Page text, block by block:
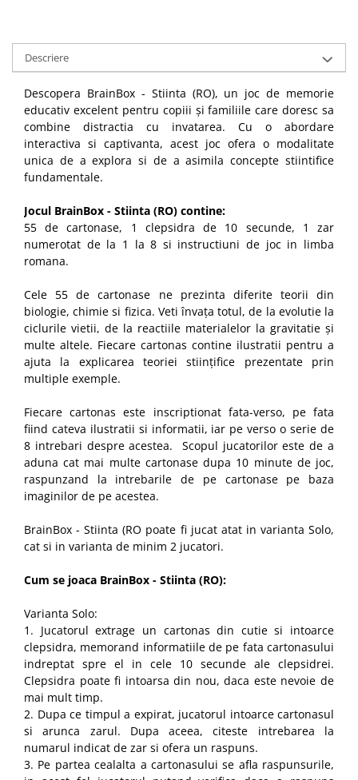
Descriere
Descopera BrainBox - Stiinta (RO), un joc de memorie
educativ excelent pentru copiii și familiile care doresc sa
combine distractia cu invatarea. Cu o abordare
interactiva si captivanta, acest joc ofera o modalitate
unica de a explora si de a asimila concepte stiintifice
fundamentale.
Jocul BrainBox - Stiinta (RO) contine:
55 de cartonase, 1 clepsidra de 10 secunde, 1 zar
numerotat de la 1 la 8 si instructiuni de joc in limba
romana.
Cele 55 de cartonase ne prezinta diferite teorii din
biologie, chimie si fizica. Veti învața totul, de la evolutie la
ciclurile vietii, de la reactiile materialelor la gravitatie și
multe altele. Fiecare cartonas contine ilustratii pentru a
ajuta la explicarea teoriei stiințifice prezentate prin
multiple exemple.
Fiecare cartonas este inscriptionat fata-verso, pe fata
fiind cateva ilustratii si informatii, iar pe verso o serie de
8 intrebari despre acestea. Scopul jucatorilor este de a
aduna cat mai multe cartonase dupa 10 minute de joc,
raspunzand la intrebarile de pe cartonase pe baza
imaginilor de pe acestea.
BrainBox - Stiinta (RO poate fi jucat atat in varianta Solo,
cat si in varianta de minim 2 jucatori.
Cum se joaca BrainBox - Stiinta (RO):
Varianta Solo:
1. Jucatorul extrage un cartonas din cutie si intoarce
clepsidra, memorand informatiile de pe fata cartonasului
indreptat spre el in cele 10 secunde ale clepsidrei.
Clepsidra poate fi intoarsa din nou, daca este nevoie de
mai mult timp.
2. Dupa ce timpul a expirat, jucatorul intoarce cartonasul
si arunca zarul. Dupa aceea, citeste intrebarea la
numarul indicat de zar si ofera un raspuns.
3. Pe partea cealalta a cartonasului se afla raspunsurile,